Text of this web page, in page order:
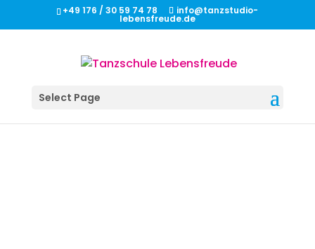
+49 176 / 30 59 74 78 info@tanzstudio-
lebensfreude.de
Select Page